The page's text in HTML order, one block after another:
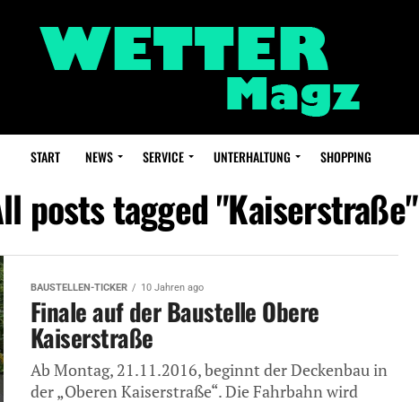
START NEWS SERVICE UNTERHALTUNG SHOPPING
posts tagged "Kaiserstraße"
BAUSTELLEN-TICKER 10 Jahren ago
Finale auf der Baustelle Obere
Kaiserstraße
Ab Montag, 21.11.2016, beginnt der Deckenbau in
der „Oberen Kaiserstraße“. Die Fahrbahn wird